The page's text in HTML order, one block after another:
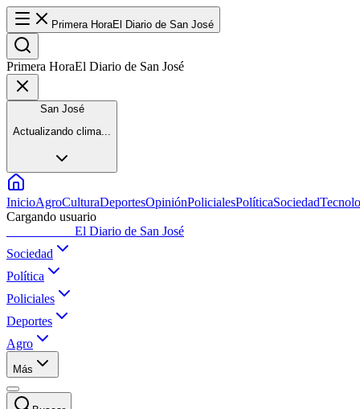
Primera HoraEl Diario de San José
Primera HoraEl Diario de San José
San José
Actualizando clima...
InicioAgroCulturaDeportesOpiniónPolicialesPolíticaSociedad
Cargando usuario
El Diario de San José
Sociedad
Política
Policiales
Deportes
Agro
Más